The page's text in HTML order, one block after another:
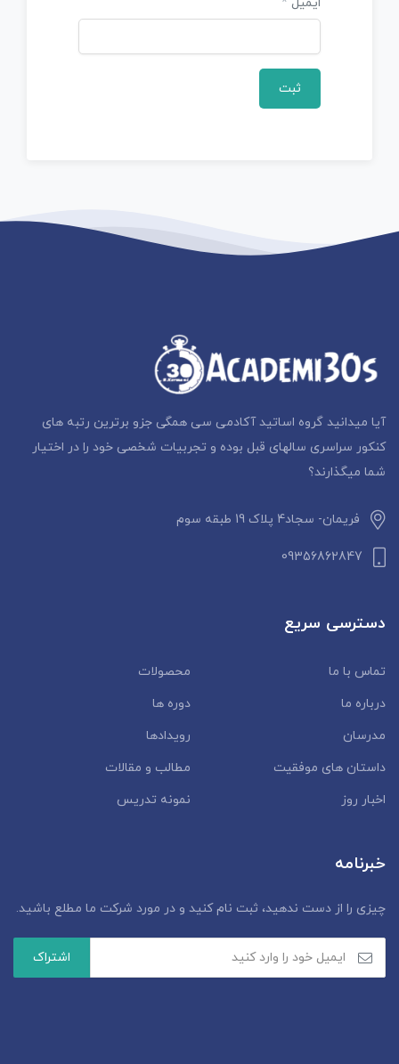
ایمیل *
آیا میدانید گروه اساتید آکادمی سی همگی جزو برترین رتبه های
کنکور سراسری سالهای قبل بوده و تجربیات شخصی خود را در اختیار
شما میگذارند؟
فریمان- سجاد4 پلاک 19 طبقه سوم
09356862847
دسترسی سریع
تماس با ما
محصولات
درباره ما
دوره ها
مدرسان
رویدادها
داستان‌ های موفقیت
مطالب و مقالات
اخبار روز
نمونه تدریس
خبرنامه
چیزی را از دست ندهید، ثبت نام کنید و در مورد شرکت ما مطلع باشید.